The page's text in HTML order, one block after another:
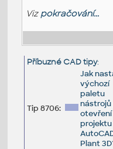
Viz pokračování...
Příbuzné CAD tipy:
Tip 8706:
Jak
výchozí
paletu
otevření
projektu
Plant